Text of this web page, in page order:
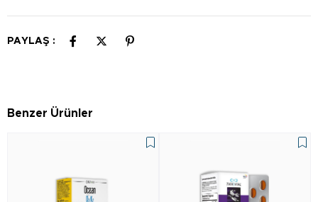
PAYLAŞ :
Benzer Ürünler